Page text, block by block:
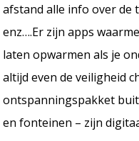
afstand alle info over
enz….Er zijn apps
laten opwarmen als je
altijd even de veiligheid
ontspanningspakket
en fonteinen – zijn